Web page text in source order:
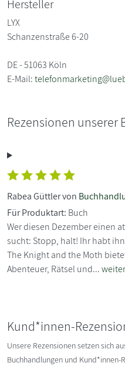
Hersteller
LYX
Schanzenstraße 6-20
DE - 51063 Köln
E-Mail:
Rezensionen unserer
Rabea Güttler von
Für Produktart: Buch
Wer diesen Dezember einen
sucht: Stopp, halt! Ihr habt
The Knight and the Moth
Abenteuer, Rätsel und...
Kund*innen-
Unsere Rezensionen setzen sich
Buchhandlungen und Kund*innen-